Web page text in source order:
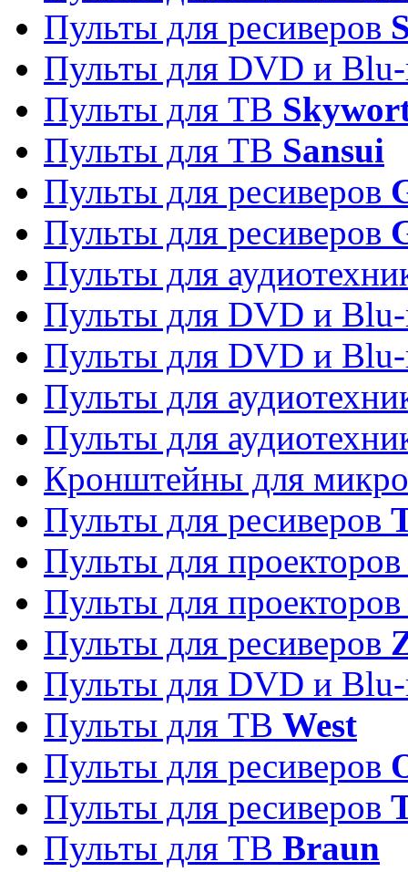
Пульты для ресиверов
Пульты для DVD и
Пульты для ТВ
Пульты для ТВ Sansui
Пульты для ресиверов
Пульты для ресиверов
Пульты для
Пульты для DVD и
Пульты для DVD и
Пульты для
Пульты для
Кронштейны для
Пульты для ресиверов
Пульты для
Пульты для
Пульты для ресиверов
Пульты для DVD и
Пульты для ТВ West
Пульты для ресиверов
Пульты для ресиверов
Пульты для ТВ Braun